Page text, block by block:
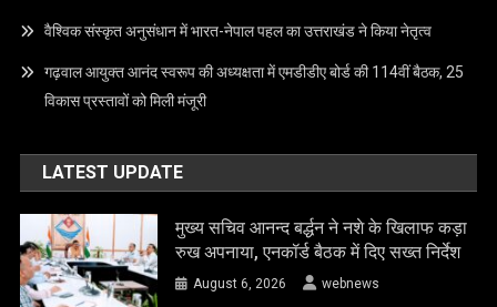
वैश्विक संस्कृत अनुसंधान में भारत-नेपाल पहल का उत्तराखंड ने किया नेतृत्व
गढ़वाल आयुक्त आनंद स्वरूप की अध्यक्षता में एमडीडीए बोर्ड की 114वीं बैठक, 25
विकास प्रस्तावों को मिली मंजूरी
LATEST UPDATE
मुख्य सचिव आनन्द बर्द्धन ने नशे के खिलाफ कड़ा
रुख अपनाया, एनकॉर्ड बैठक में दिए सख्त निर्देश
August 6, 2026 webnews